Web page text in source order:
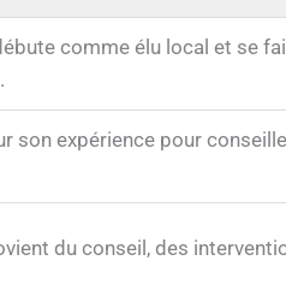
comme élu local et se
son expérience pour
du conseil, des